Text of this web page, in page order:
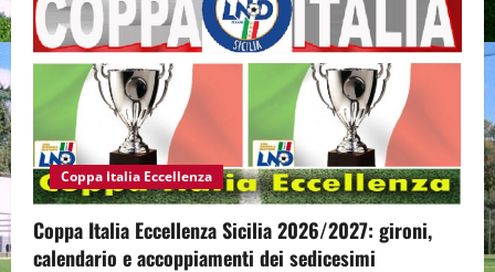
Coppa Italia Eccellenza
Coppa Italia Eccellenza Sicilia 2026/2027: gironi,
calendario e accoppiamenti dei sedicesimi